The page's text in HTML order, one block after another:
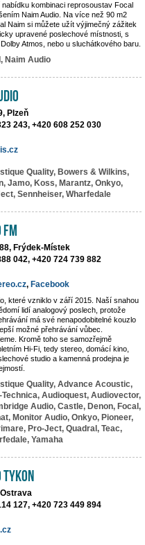
kombinaci reprosoustav Focal
Naim Audio. Na více než 90 m2
Naim si můžete užít výjimečný zážitek
upravené poslechové místnosti, s
Atmos, nebo u sluchátkového baru.
Naim Audio
Plzeň
243, +420 608 252 030
Quality, Bowers & Wilkins,
Jamo, Koss, Marantz, Onkyo,
Sennheiser, Wharfedale
Frýdek-Místek
042, +420 724 739 882
, Facebook
které vzniklo v září 2015. Naší snahou
lidí analogový poslech, protože
má své nenapodobitelné kouzlo
možné přehrávání vůbec.
Kromě toho se samozřejmě
Hi-Fi, tedy stereo, domácí kino,
studio a kamenná prodejna je
Quality, Advance Acoustic,
Audioquest, Audiovector,
Audio, Castle, Denon, Focal,
Monitor Audio, Onkyo, Pioneer,
Pro-Ject, Quadral, Teac,
Yamaha
127, +420 723 449 894